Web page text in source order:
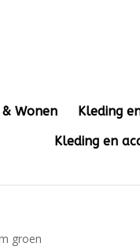
& Wonen Kleding
Kleding en
groen